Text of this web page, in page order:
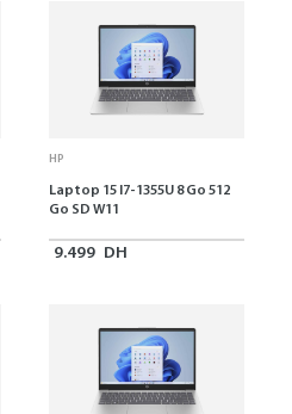
HP
Laptop 15 I7-1355U 8 Go 512
Go SD W11
9.499 DH